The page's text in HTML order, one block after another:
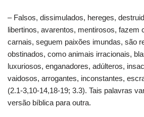
– Falsos, dissimulados, hereges,
libertinos, avarentos, mentirosos, fazem
carnais, seguem paixões imundas, são
obstinados, como animais irracionais,
luxuriosos, enganadores, adúlteros,
vaidosos, arrogantes, inconstantes,
(2.1-3,10-14,18-19; 3.3). Tais palavras
versão bíblica para outra.